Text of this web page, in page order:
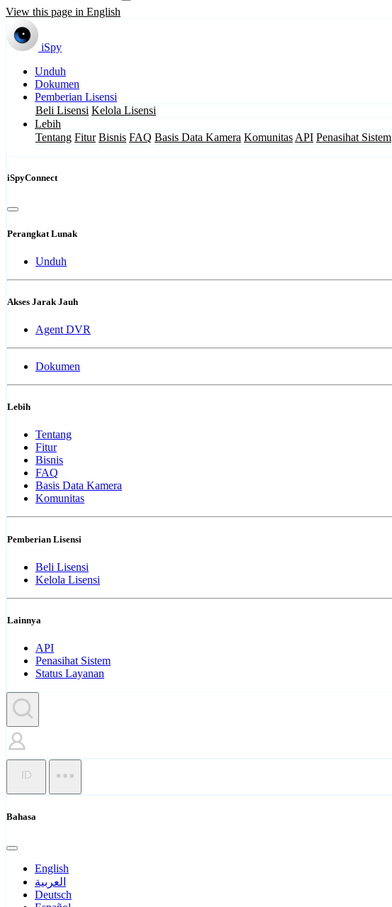
View this page in English
iSpy
Unduh
Dokumen
Pemberian Lisensi
Beli Lisensi Kelola Lisensi
Lebih
Tentang Fitur Bisnis FAQ Basis Data Kamera Komunitas API Penasihat Sistem
iSpyConnect
Perangkat Lunak
Unduh
Akses Jarak Jauh
Agent DVR
Dokumen
Lebih
Tentang
Fitur
Bisnis
FAQ
Basis Data Kamera
Komunitas
Pemberian Lisensi
Beli Lisensi
Kelola Lisensi
Lainnya
API
Penasihat Sistem
Status Layanan
ID
Bahasa
English
العربية
Deutsch